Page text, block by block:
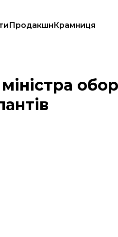
ПродакшнКрамниця